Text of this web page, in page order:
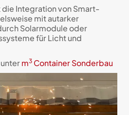
die Integration von Smart-
mit autarker
Solarmodule oder
für Licht und
m3 Container Sonderbau